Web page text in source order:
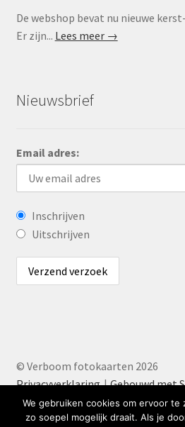
De webshop bevat nu nieuwe
Er zijn... Lees meer →
Nieuwsbrief
Email adres:
Inschrijven
Uitschrijven
© Verboom fotokaarten 2026
Privacyverklaring
Gebouwd met
WooCommerce.
We gebruiken cookies om ervoor
zo soepel mogelijk draait. Als je